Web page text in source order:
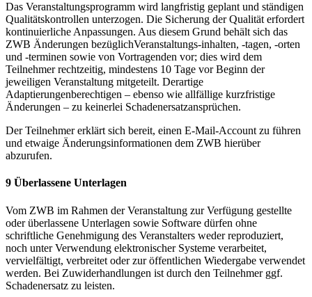
Das Veranstaltungsprogramm wird langfristig geplant und ständigen
Qualitätskontrollen unterzogen. Die Sicherung der Qualität erfordert
kontinuierliche Anpassungen. Aus diesem Grund behält sich das
ZWB Änderungen bezüglichVeranstaltungs-inhalten, -tagen, -orten
und -terminen sowie von Vortragenden vor; dies wird dem
Teilnehmer rechtzeitig, mindestens 10 Tage vor Beginn der
jeweiligen Veranstaltung mitgeteilt. Derartige
Adaptierungenberechtigen – ebenso wie allfällige kurzfristige
Änderungen – zu keinerlei Schadenersatzansprüchen.
Der Teilnehmer erklärt sich bereit, einen E-Mail-Account zu führen
und etwaige Änderungsinformationen dem ZWB hierüber
abzurufen.
9 Überlassene Unterlagen
Vom ZWB im Rahmen der Veranstaltung zur Verfügung gestellte
oder überlassene Unterlagen sowie Software dürfen ohne
schriftliche Genehmigung des Veranstalters weder reproduziert,
noch unter Verwendung elektronischer Systeme verarbeitet,
vervielfältigt, verbreitet oder zur öffentlichen Wiedergabe verwendet
werden. Bei Zuwiderhandlungen ist durch den Teilnehmer ggf.
Schadenersatz zu leisten.